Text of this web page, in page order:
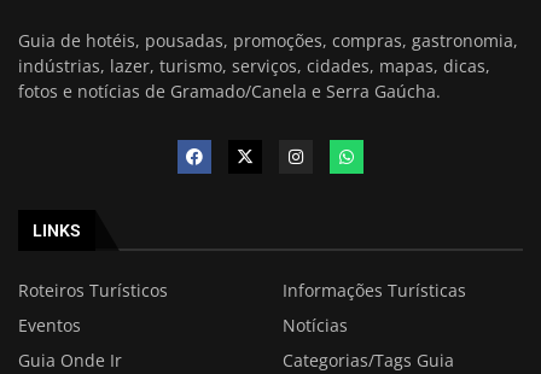
Guia de hotéis, pousadas, promoções, compras, gastronomia,
indústrias, lazer, turismo, serviços, cidades, mapas, dicas,
fotos e notícias de Gramado/Canela e Serra Gaúcha.
LINKS
Roteiros Turísticos
Informações Turísticas
Eventos
Notícias
Guia Onde Ir
Categorias/Tags Guia